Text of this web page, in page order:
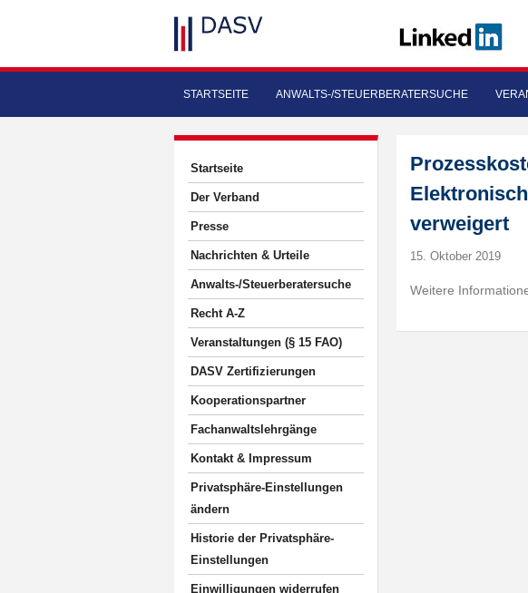
STARTSEITE ANWALTS-/STEUERBERATERSUCHE
Startseite
Der Verband
Presse
Nachrichten & Urteile
Anwalts-/Steuerberatersuche
Recht A-Z
Veranstaltungen (§ 15 FAO)
DASV Zertifizierungen
Kooperationspartner
Fachanwaltslehrgänge
Kontakt & Impressum
Privatsphäre-Einstellungen
ändern
Historie der Privatsphäre-
Einstellungen
Einwilligungen widerrufen
verweigert
15. Oktober 2019
Weitere